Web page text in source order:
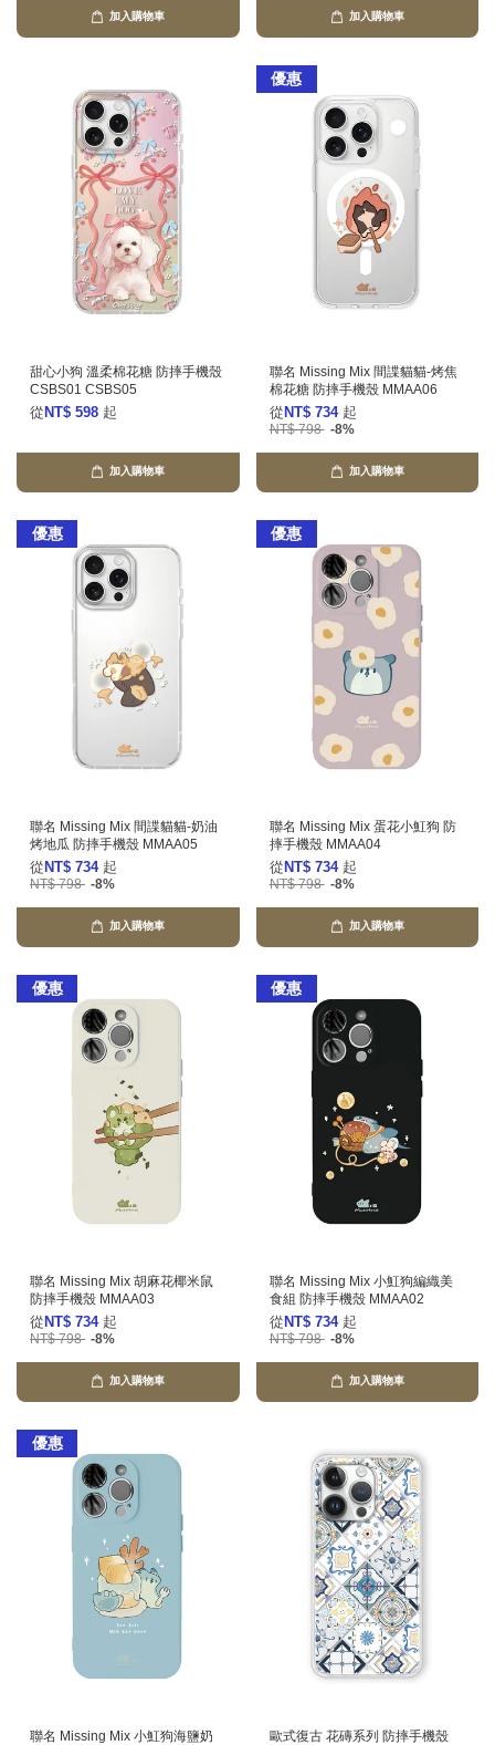
加入購物車 加入購物車
甜心小狗 溫柔棉花糖 防摔手機殼
CSBS01 CSBS05
從 NT$ 598 起
加入購物車
優惠
聯名 Missing Mix 間諜貓貓-烤焦
棉花糖 防摔手機殼 MMAA06
從 NT$ 734 起
NT$ 798 -8%
加入購物車
優惠
聯名 Missing Mix 間諜貓貓-奶油
烤地瓜 防摔手機殼 MMAA05
從 NT$ 734 起
NT$ 798 -8%
加入購物車
優惠
聯名 Missing Mix 蛋花小魟狗 防
摔手機殼 MMAA04
從 NT$ 734 起
NT$ 798 -8%
加入購物車
優惠
聯名 Missing Mix 胡麻花椰米鼠
防摔手機殼 MMAA03
從 NT$ 734 起
NT$ 798 -8%
加入購物車
優惠
聯名 Missing Mix 小魟狗編織美
食組 防摔手機殼 MMAA02
從 NT$ 734 起
NT$ 798 -8%
加入購物車
優惠
聯名 Missing Mix 小魟狗海鹽奶
歐式復古 花磚系列 防摔手機殼